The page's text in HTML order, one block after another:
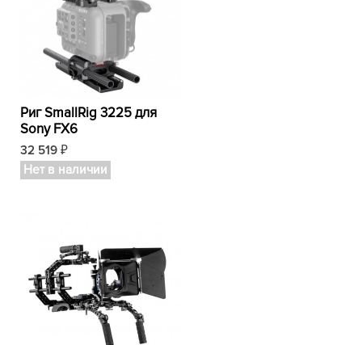
Риг SmallRig 3225 для
Sony FX6
32 519 ₽
Нет в наличии